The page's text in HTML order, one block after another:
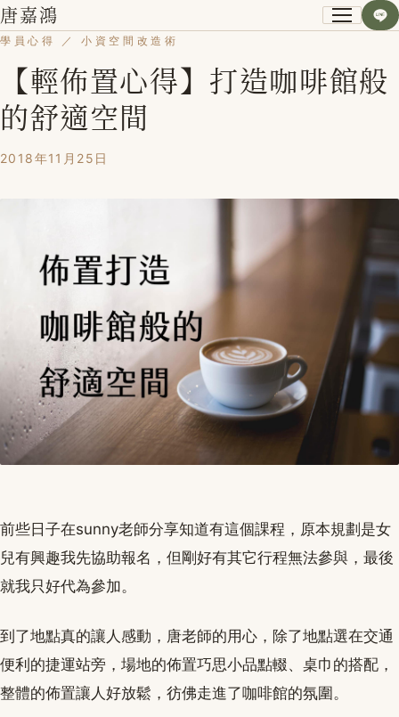
唐嘉鴻
關於我
小資空間改造術
學員心得
Blog
學員心得 ／ 小資空間改造術
【輕佈置心得】打造咖啡館般
的舒適空間
2018年11月25日
前些日子在sunny老師分享知道有這個課程，原本規劃是女
兒有興趣我先協助報名，但剛好有其它行程無法參與，最後
就我只好代為參加。
到了地點真的讓人感動，唐老師的用心，除了地點選在交通
便利的捷運站旁，場地的佈置巧思小品點輟、桌巾的搭配，
整體的佈置讓人好放鬆，彷佛走進了咖啡館的氛圍。